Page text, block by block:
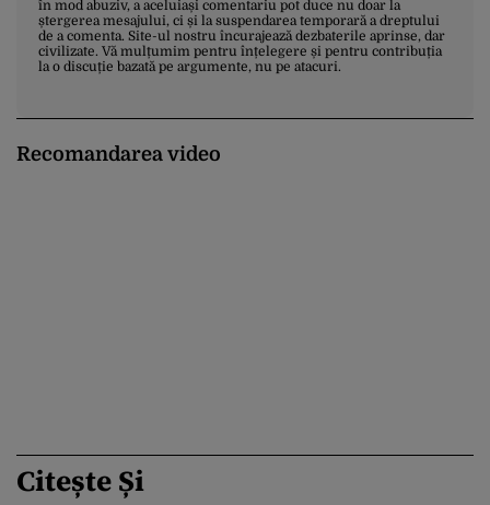
în mod abuziv, a aceluiași comentariu pot duce nu doar la
ștergerea mesajului, ci și la suspendarea temporară a dreptului
de a comenta. Site-ul nostru încurajează dezbaterile aprinse, dar
civilizate. Vă mulțumim pentru înțelegere și pentru contribuția
la o discuție bazată pe argumente, nu pe atacuri.
Recomandarea video
Citește Și